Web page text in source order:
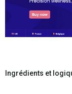
Ingrédients et